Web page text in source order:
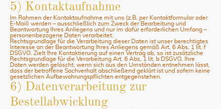
5) Kontaktaufnahme
Im Rahmen der Kontaktaufnahme mit uns (z.B. per Kontaktformular oder
E-Mail) werden – ausschließlich zum Zweck der Bearbeitung und
Beantwortung Ihres Anliegens und nur im dafür erforderlichen Umfang –
personenbezogene Daten verarbeitet.
Rechtsgrundlage für die Verarbeitung dieser Daten ist unser berechtigtes
Interesse an der Beantwortung Ihres Anliegens gemäß Art. 6 Abs. 1 lit. f
DSGVO. Zielt Ihre Kontaktierung auf einen Vertrag ab, so ist zusätzliche
Rechtsgrundlage für die Verarbeitung Art. 6 Abs. 1 lit. b DSGVO. Ihre
Daten werden gelöscht, wenn sich aus den Umständen entnehmen lässt,
dass der betroffene Sachverhalt abschließend geklärt ist und sofern keine
gesetzlichen Aufbewahrungspflichten entgegenstehen.
6) Datenverarbeitung zur
Bestellabwicklung